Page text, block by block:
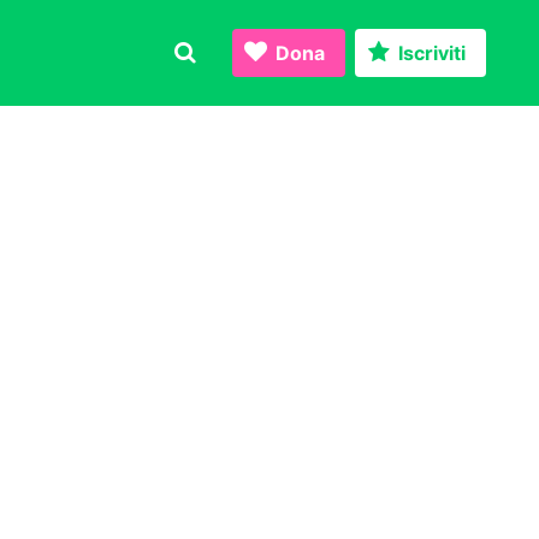
Dona Iscriviti